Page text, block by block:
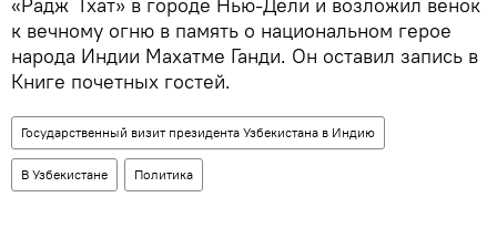
к вечному огню в память о национальном герое
народа Индии Махатме Ганди. Он оставил запись в
Книге почетных гостей.
Государственный визит президента Узбекистана в Индию
В Узбекистане Политика